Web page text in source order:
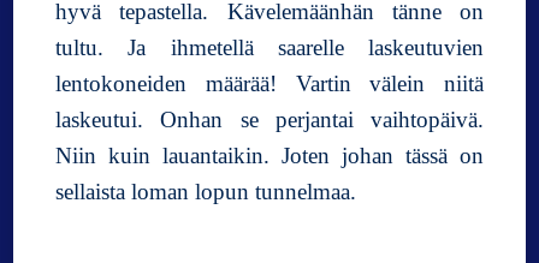
hyvä tepastella. Kävelemäänhän tänne on
tultu. Ja ihmetellä saarelle laskeutuvien
lentokoneiden määrää! Vartin välein niitä
laskeutui. Onhan se perjantai vaihtopäivä.
Niin kuin lauantaikin. Joten johan tässä on
sellaista loman lopun tunnelmaa.